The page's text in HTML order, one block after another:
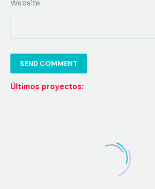
Website
SEND COMMENT
Últimos proyectos:
Diseño Gráfico
Diseño de Stands para Ferias